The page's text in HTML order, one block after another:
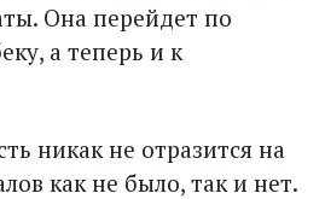
Она перейдет по
а теперь и к
никак не отразится на
как не было, так и нет.